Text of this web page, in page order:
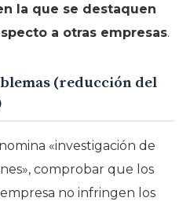
la que se destaquen
a otras empresas.
(reducción del
«investigación de
comprobar que los
no infringen los